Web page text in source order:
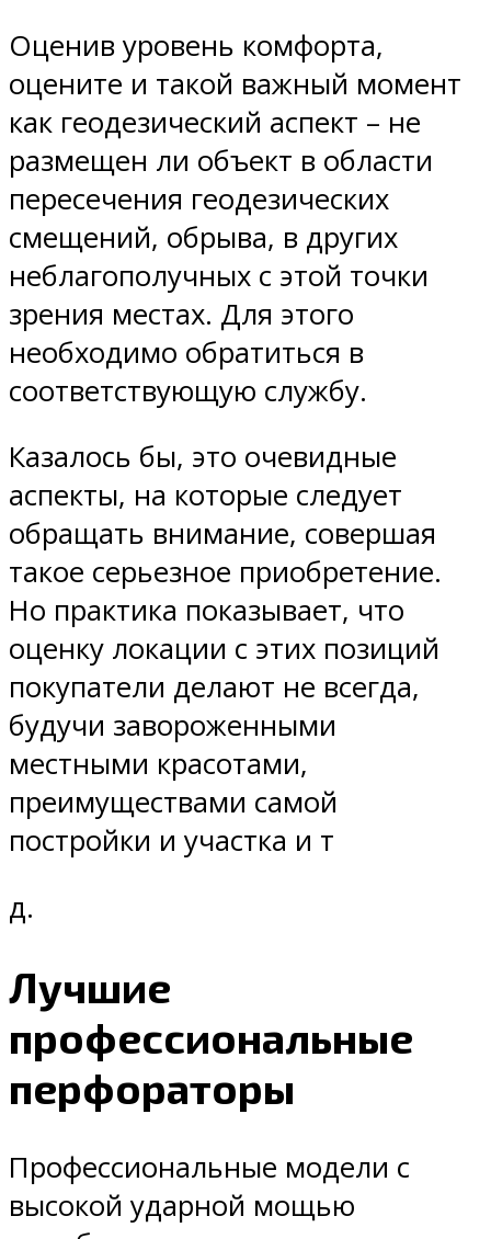
Оценив уровень комфорта,
оцените и такой важный момент
как геодезический аспект – не
размещен ли объект в области
пересечения геодезических
смещений, обрыва, в других
неблагополучных с этой точки
зрения местах. Для этого
необходимо обратиться в
соответствующую службу.
Казалось бы, это очевидные
аспекты, на которые следует
обращать внимание, совершая
такое серьезное приобретение.
Но практика показывает, что
оценку локации с этих позиций
покупатели делают не всегда,
будучи завороженными
местными красотами,
преимуществами самой
постройки и участка и т
д.
Лучшие
профессиональные
перфораторы
Профессиональные модели с
высокой ударной мощью